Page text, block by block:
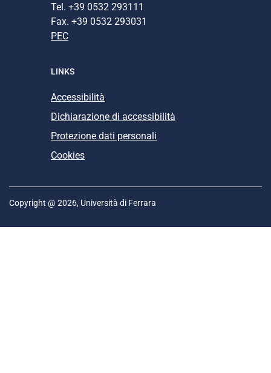
Tel. +39 0532 293111
Fax. +39 0532 293031
PEC
LINKS
Accessibilità
Dichiarazione di accessibilità
Protezione dati personali
Cookies
Copyright @ 2026, Università di Ferrara